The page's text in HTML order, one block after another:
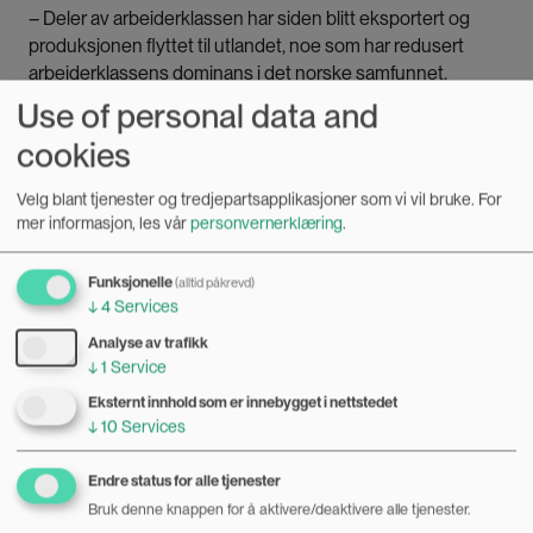
– Deler av arbeiderklassen har siden blitt eksportert og
produksjonen flyttet til utlandet, noe som har redusert
arbeiderklassens dominans i det norske samfunnet.
I takt med at norske arbeidere har mistet politisk
innflytelse, har statusen deres i samfunnet også fått seg
en trøkk, forteller Ljunggren:
– Det som har skjedd i løpet av den 40 års-perioden
mellom cirka 1980 og frem til nå, er at vi har hatt en
likestillingsrevolusjon, og så har vi hatt en
utdanningsrevolusjon. Og ingen av de to har gitt disse
arbeiderklassemennene mer anerkjennelse, sier
Ljunggren.
arbeiderklassen.
Use of personal data and
cookies
Velg blant tjenester og tredjepartsapplikasjoner som vi vil bruke. For
mer informasjon, les vårpersonvernerklæring.
Funksjonelle(alltid påkrevd)
↓4Services
Analyse av trafikk
↓1 Service
Eksternt innhold som er innebygget i nettstedet
↓10 Services
Endre status for alle tjenester
Bruk denne knappen for å aktivere/deaktivere alle tjenester.